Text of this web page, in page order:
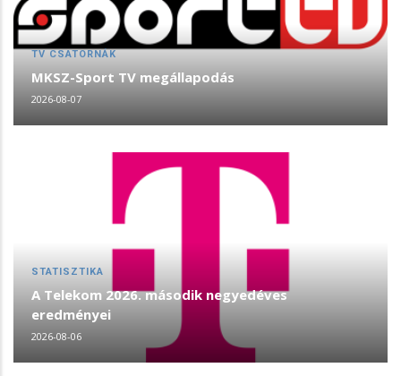
TV CSATORNÁK
MKSZ-Sport TV megállapodás
2026-08-07
STATISZTIKA
A Telekom 2026. második negyedéves
eredményei
2026-08-06